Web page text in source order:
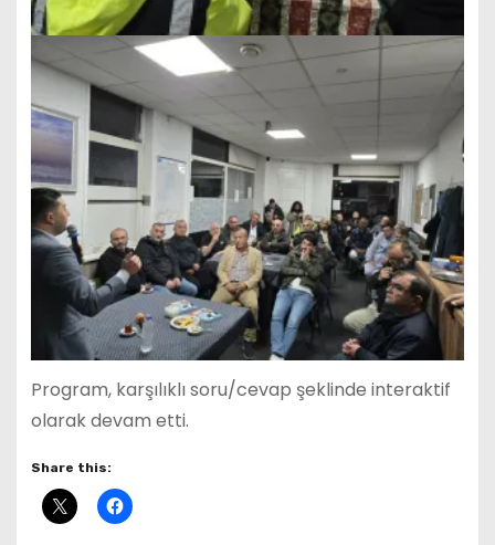
Program, karşılıklı soru/cevap şeklinde interaktif
olarak devam etti.
Share this: